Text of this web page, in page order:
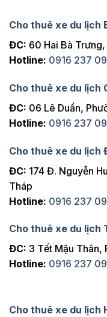
Cho thuê xe du lịch
ĐC: 60 Hai Bà
Hotline: 0916 237
Cho thuê xe du lịch
ĐC: 06 Lê Duẩn,
Hotline: 0916 237
Cho thuê xe du lịch
ĐC: 174 Đ. Nguyễn
Tháp
Hotline: 0916 237
Cho thuê xe du lịch
ĐC: 3 Tết Mậu Thân,
Hotline: 0916 237
Cho thuê xe du lịch